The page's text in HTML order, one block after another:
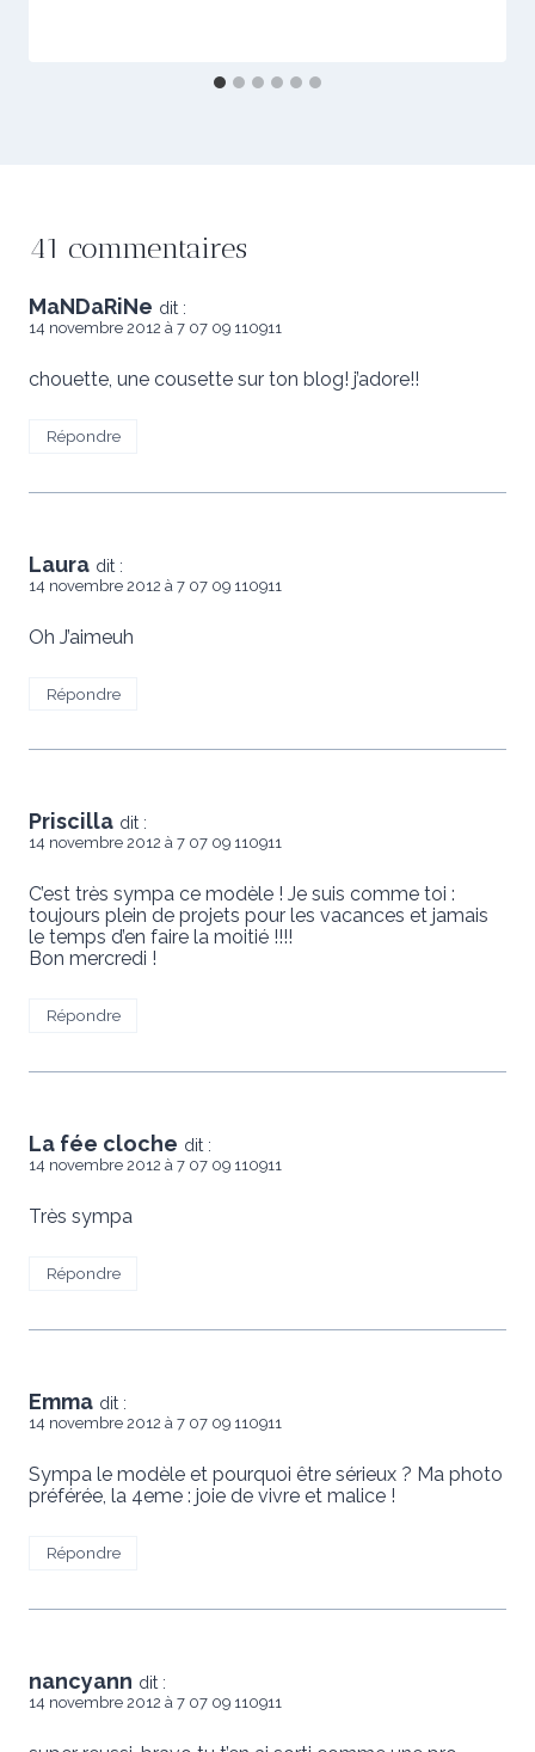
41 commentaires
MaNDaRiNe dit :
14 novembre 2012 à 7 07 09 110911
chouette, une cousette sur ton blog! j’adore!!
Répondre
Laura dit :
14 novembre 2012 à 7 07 09 110911
Oh J’aimeuh
Répondre
Priscilla dit :
14 novembre 2012 à 7 07 09 110911
C’est très sympa ce modèle ! Je suis comme toi :
toujours plein de projets pour les vacances et jamais
le temps d’en faire la moitié !!!!
Bon mercredi !
Répondre
La fée cloche dit :
14 novembre 2012 à 7 07 09 110911
Très sympa
Répondre
Emma dit :
14 novembre 2012 à 7 07 09 110911
Sympa le modèle et pourquoi être sérieux ? Ma photo
préférée, la 4eme : joie de vivre et malice !
Répondre
nancyann dit :
14 novembre 2012 à 7 07 09 110911